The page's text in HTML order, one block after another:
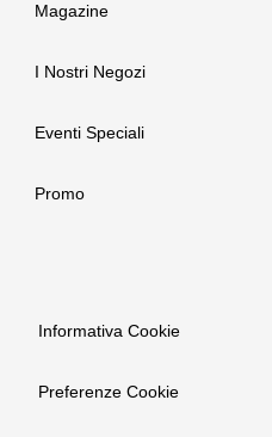
Magazine
I Nostri Negozi
Eventi Speciali
Promo
Informativa Cookie
Preferenze Cookie